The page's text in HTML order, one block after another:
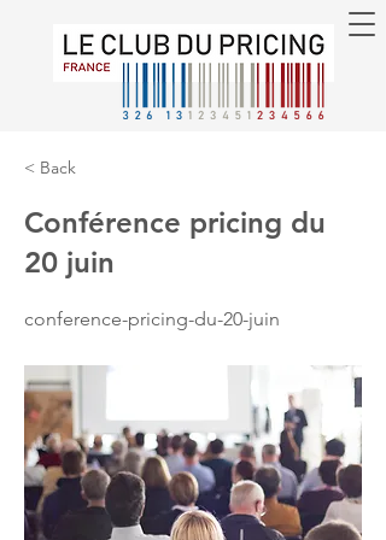
< Back
Conférence pricing du
20 juin
conference-pricing-du-20-juin